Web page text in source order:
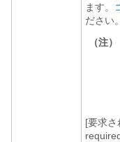
ます。
ださい。
（注）
[要求